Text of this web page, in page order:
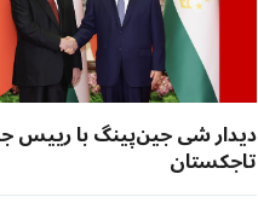
دیدار شی جین‌پینگ با رییس
تاجکستان